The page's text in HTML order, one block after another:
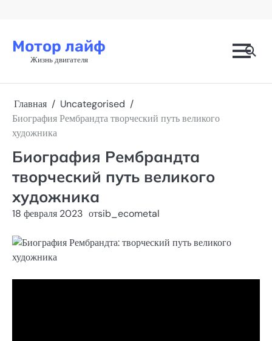
Мотор лайф
Жизнь двигателя
Главная
Uncategorised
Биография Рембрандта творческий путь великого
художника
Биография Рембрандта
творческий путь великого
художника
18 февраля 2023 отsib_ecometal